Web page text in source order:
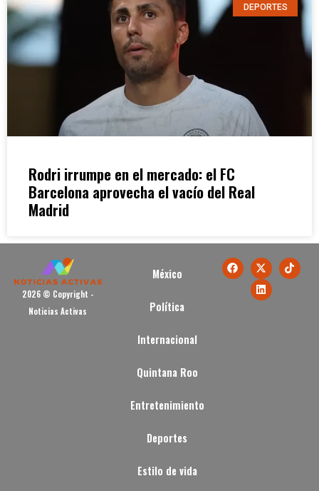
DEPORTES
Rodri irrumpe en el mercado: el FC
Barcelona aprovecha el vacío del Real
Madrid
2026 © Copyright -
Noticias Activas
México
Política
Internacional
Quintana Roo
Entretenimiento
Deportes
Estilo de vida